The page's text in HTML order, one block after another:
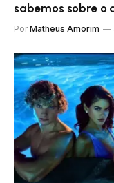
sabemos sobre o
Por Matheus Amorim